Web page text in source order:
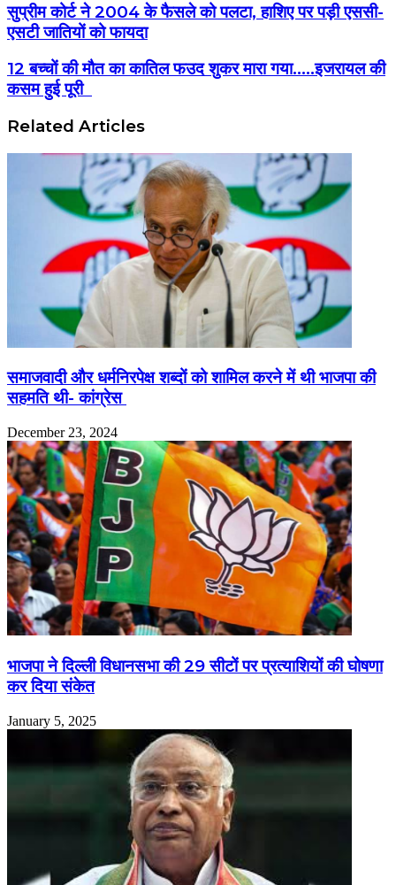
सुप्रीम कोर्ट ने 2004 के फैसले को पलटा, हाशिए पर पड़ी एससी-
एसटी जातियों को फायदा
12 बच्चों की मौत का कातिल फउद शुकर मारा गया.....इजरायल की
कसम हुई पूरी
Related Articles
समाजवादी और धर्मनिरपेक्ष शब्दों को शामिल करने में थी भाजपा की
सहमति थी- कांग्रेस
December 23, 2024
भाजपा ने दिल्ली विधानसभा की 29 सीटों पर प्रत्याशियों की घोषणा
कर दिया संकेत
January 5, 2025